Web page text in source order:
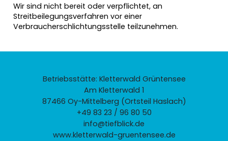
Wir sind nicht bereit oder verpflichtet, an
Streitbeilegungsverfahren vor einer
Verbraucherschlichtungsstelle teilzunehmen.
Betriebsstätte: Kletterwald Grüntensee
Am Kletterwald 1
87466 Oy-Mittelberg (Ortsteil Haslach)
+49 83 23 / 96 80 50
info@tiefblick.de
www.kletterwald-gruentensee.de